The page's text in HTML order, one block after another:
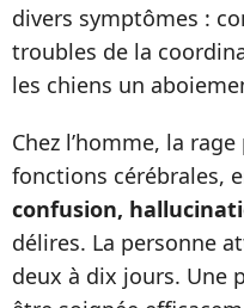
divers symptômes :
troubles de la
les chiens un
Chez l’homme, la
fonctions cérébrales,
confusion,
délires. La personne
deux à dix jours. Une